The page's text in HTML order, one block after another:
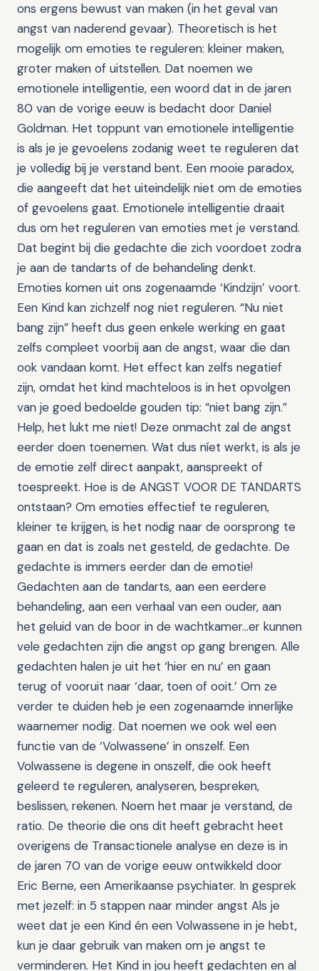
ons ergens bewust van maken (in het geval van
angst van naderend gevaar). Theoretisch is het
mogelijk om emoties te reguleren: kleiner maken,
groter maken of uitstellen. Dat noemen we
emotionele intelligentie, een woord dat in de jaren
80 van de vorige eeuw is bedacht door Daniel
Goldman. Het toppunt van emotionele intelligentie
is als je je gevoelens zodanig weet te reguleren dat
je volledig bij je verstand bent. Een mooie paradox,
die aangeeft dat het uiteindelijk niet om de emoties
of gevoelens gaat. Emotionele intelligentie draait
dus om het reguleren van emoties met je verstand.
Dat begint bij die gedachte die zich voordoet zodra
je aan de tandarts of de behandeling denkt.
Emoties komen uit ons zogenaamde ‘Kindzijn’ voort.
Een Kind kan zichzelf nog niet reguleren. “Nu niet
bang zijn” heeft dus geen enkele werking en gaat
zelfs compleet voorbij aan de angst, waar die dan
ook vandaan komt. Het effect kan zelfs negatief
zijn, omdat het kind machteloos is in het opvolgen
van je goed bedoelde gouden tip: “niet bang zijn.”
Help, het lukt me niet! Deze onmacht zal de angst
eerder doen toenemen. Wat dus níet werkt, is als je
de emotie zelf direct aanpakt, aanspreekt of
toespreekt. Hoe is de ANGST VOOR DE TANDARTS
ontstaan? Om emoties effectief te reguleren,
kleiner te krijgen, is het nodig naar de oorsprong te
gaan en dat is zoals net gesteld, de gedachte. De
gedachte is immers eerder dan de emotie!
Gedachten aan de tandarts, aan een eerdere
behandeling, aan een verhaal van een ouder, aan
het geluid van de boor in de wachtkamer…er kunnen
vele gedachten zijn die angst op gang brengen. Alle
gedachten halen je uit het ‘hier en nu’ en gaan
terug of vooruit naar ‘daar, toen of ooit.’ Om ze
verder te duiden heb je een zogenaamde innerlijke
waarnemer nodig. Dat noemen we ook wel een
functie van de ‘Volwassene’ in onszelf. Een
Volwassene is degene in onszelf, die ook heeft
geleerd te reguleren, analyseren, bespreken,
beslissen, rekenen. Noem het maar je verstand, de
ratio. De theorie die ons dit heeft gebracht heet
overigens de Transactionele analyse en deze is in
de jaren 70 van de vorige eeuw ontwikkeld door
Eric Berne, een Amerikaanse psychiater. In gesprek
met jezelf: in 5 stappen naar minder angst Als je
weet dat je een Kind én een Volwassene in je hebt,
kun je daar gebruik van maken om je angst te
verminderen. Het Kind in jou heeft gedachten en al